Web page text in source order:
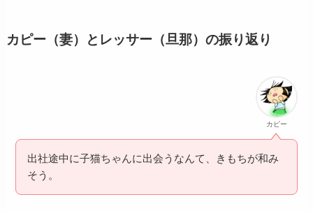
カピー（妻）とレッサー（旦那）の振り返り
カピー
出社途中に子猫ちゃんに出会うなんて、きもちが和み
そう。